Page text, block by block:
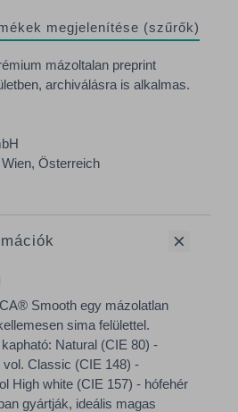
megjelenítése (szűrők)
mázoltalan preprint
archiválásra is alkalmas.
Österreich
Smooth egy mázolatlan
sima felülettel.
Natural (CIE 80) -
vol. Classic (CIE 148) -
High white (CIE 157) - hófehér
gyártják, ideális magas